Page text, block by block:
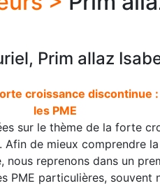
Prim allaz
croissance discontinue
les PME
sur le thème de la forte
de mieux comprendre
reprenons dans un
PME particulières, souvent